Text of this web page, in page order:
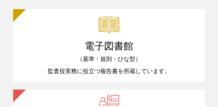
電子図書館
（基準・規則・ひな型）
監査役実務に役立つ報告書を所蔵しています。